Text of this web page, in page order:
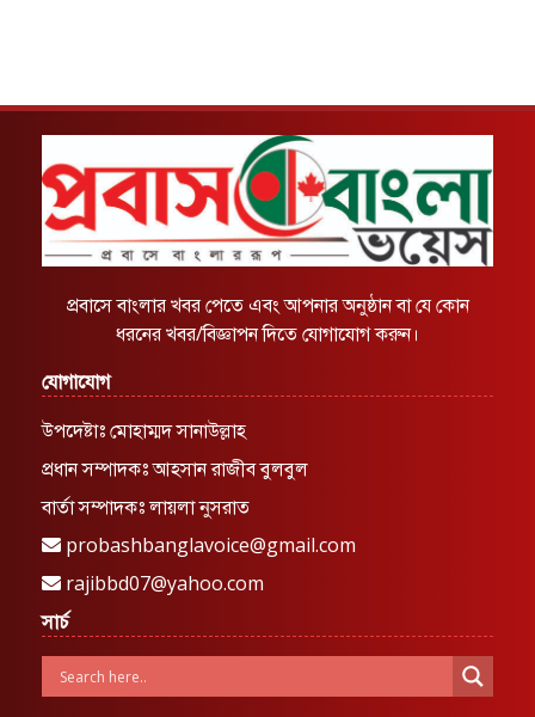
প্রবাসে বাংলার খবর পেতে এবং আপনার অনুষ্ঠান বা যে কোন
ধরনের খবর/বিজ্ঞাপন দিতে যোগাযোগ করুন।
যোগাযোগ
উপদেষ্টাঃ মোহাম্মদ সানাউল্লাহ
প্রধান সম্পাদকঃ আহসান রাজীব বুলবুল
বার্তা সম্পাদকঃ লায়লা নুসরাত
probashbanglavoice@gmail.com
rajibbd07@yahoo.com
সার্চ